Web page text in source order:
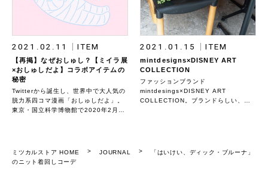
2021.02.11 ITEM
【再掲】なぜおしゅし？【ミイラ展
×おしゅしだよ】コラボアイテムの
秘密
Twitterから誕生し、世界中で大人気の
脱力系四コマ漫画「おしゅしだよ」。
東京・国立科学博物館で2020年2月24
の裏側を公開。 ＊2019年11月に公開
した記事を編集・再掲しています。商
2021.01.15 ITEM
mintdesigns×DISNEY ART
COLLECTION
ファッションブランド
mintdesings×DISNEY ART
COLLECTION。ブランドらしい、遊
ミツカルストア HOME JOURNAL
「はいけい、ディック・ブルーナ」
のニット着回しコーデ